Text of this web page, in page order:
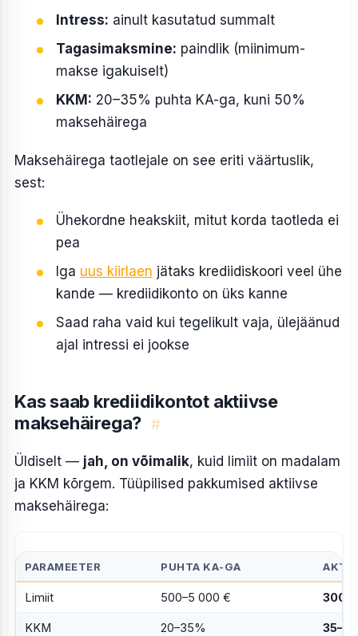
Intress: ainult kasutatud summalt
Tagasimaksmine: paindlik (miinimum-
makse igakuiselt)
KKM: 20–35% puhta KA-ga, kuni 50%
maksehäirega
Maksehäirega taotlejale on see eriti väärtuslik,
sest:
Ühekordne heakskiit, mitut korda taotleda ei
pea
Iga uus kiirlaen jätaks krediidiskoori veel ühe
kande — krediidikonto on üks kanne
Saad raha vaid kui tegelikult vaja, ülejäänud
ajal intressi ei jookse
Kas saab krediidikontot aktiivse
maksehäirega? #
Üldiselt — jah, on võimalik, kuid limiit on madalam
ja KKM kõrgem. Tüüpilised pakkumised aktiivse
maksehäirega:
PARAMEETER PUHTA KA-GA
Limiit 500–5 000 €
KKM 20–35%